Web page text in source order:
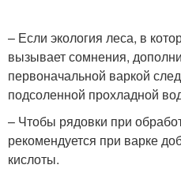
– Если экология леса, в
вызывает сомнения,
первоначальной варкой
подсоленной прохладной
– Чтобы рядовки при
рекомендуется при варке
кислоты.